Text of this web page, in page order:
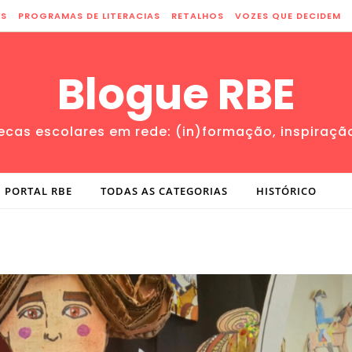
PROGRAMAS DE LITERACIAS RETALHOS VOZES QUE DECIDEM
Blogue RBE
escolares em rede: (in)formação,
PORTAL RBE TODAS AS CATEGORIAS HISTÓRICO